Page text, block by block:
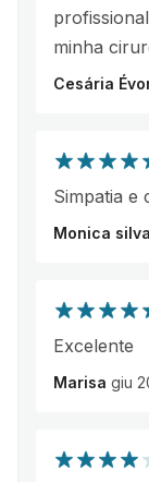
minha
Cesária
Simpatia e
Monica silva
Excelente
Marisa giu